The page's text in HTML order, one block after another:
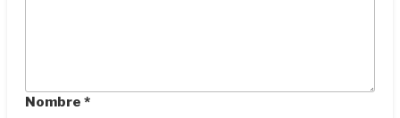
Nombre *